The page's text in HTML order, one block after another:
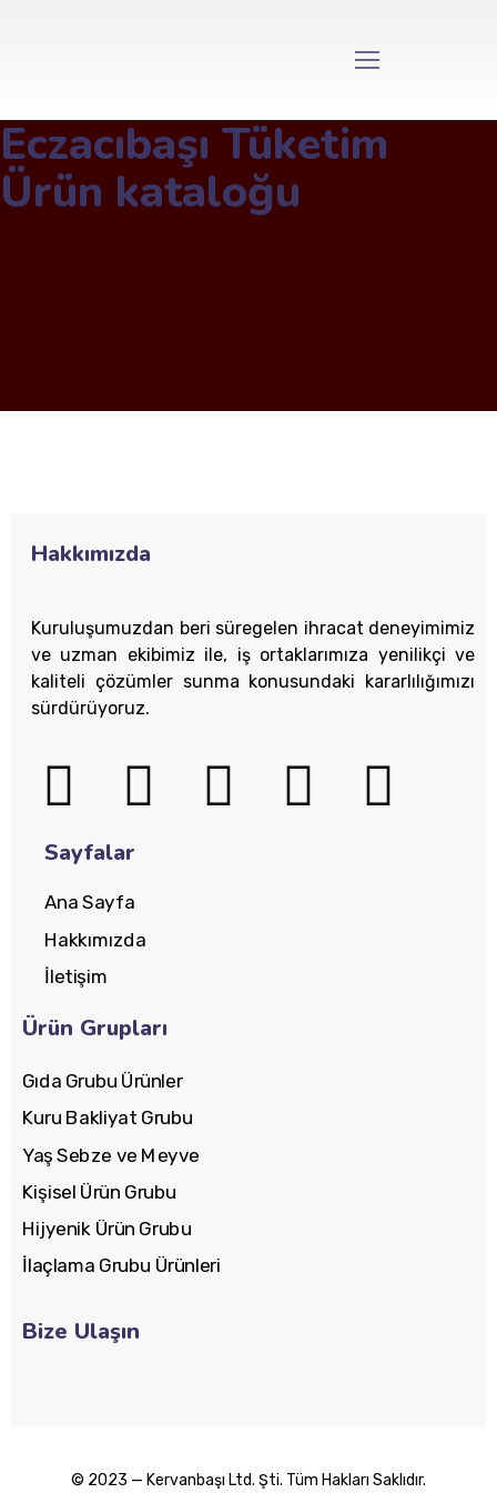
Eczacıbaşı Tüketim
Ürün kataloğu
Hakkımızda
Kuruluşumuzdan beri süregelen ihracat deneyimimiz
ve uzman ekibimiz ile, iş ortaklarımıza yenilikçi ve
kaliteli çözümler sunma konusundaki kararlılığımızı
sürdürüyoruz.
Sayfalar
Ana Sayfa
Hakkımızda
İletişim
Ürün Grupları
Gıda Grubu Ürünler
Kuru Bakliyat Grubu
Yaş Sebze ve Meyve
Kişisel Ürün Grubu
Hijyenik Ürün Grubu
İlaçlama Grubu Ürünleri
Bize Ulaşın
© 2023 — Kervanbaşı Ltd. Şti. Tüm Hakları Saklıdır.